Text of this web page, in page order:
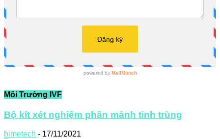
Môi Trường IVF
Bộ kít xét nghiệm phân mảnh tinh trùng
bimetech - 17/11/2021